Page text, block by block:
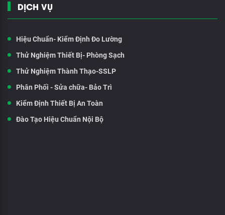
DỊCH VỤ
Hiệu Chuẩn- Kiểm Định Đo Lường
Thử Nghiệm Thiết Bị- Phòng Sạch
Thử Nghiệm Thành Thạo-SSLP
Phân Phối - Sửa chữa- Bảo Trì
Kiểm Định Thiết Bị An Toàn
Đào Tạo Hiệu Chuẩn Nội Bộ